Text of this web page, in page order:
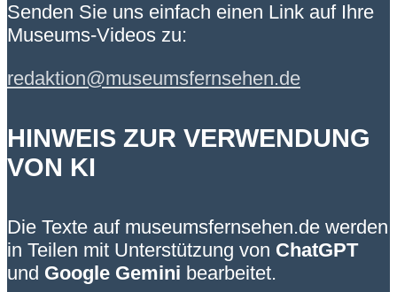
Senden Sie uns einfach einen Link auf Ihre
Museums-Videos zu:
redaktion@museumsfernsehen.de
HINWEIS ZUR VERWENDUNG
VON KI
Die Texte auf museumsfernsehen.de werden
in Teilen mit Unterstützung von ChatGPT
und Google Gemini bearbeitet.